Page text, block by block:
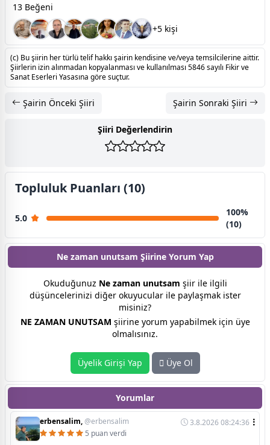
13 Beğeni
+5 kişi
(c) Bu şiirin her türlü telif hakkı şairin kendisine ve/veya temsilcilerine aittir.
Şiirlerin izin alınmadan kopyalanması ve kullanılması 5846 sayılı Fikir ve
Sanat Eserleri Yasasına göre suçtur.
Şairin Önceki Şiiri Şairin Sonraki Şiiri
Şiiri Değerlendirin
Topluluk Puanları (10)
5.0
100%
(10)
Ne zaman unutsam Şiirine Yorum Yap
Okuduğunuz Ne zaman unutsam şiir ile ilgili
düşüncelerinizi diğer okuyucular ile paylaşmak ister
misiniz?
NE ZAMAN UNUTSAM şiirine yorum yapabilmek için üye
olmalısınız.
Üyelik Girişi Yap Üye Ol
Yorumlar
erbensalim,@erbensalim
3.8.2026 08:24:36
5 puan verdi